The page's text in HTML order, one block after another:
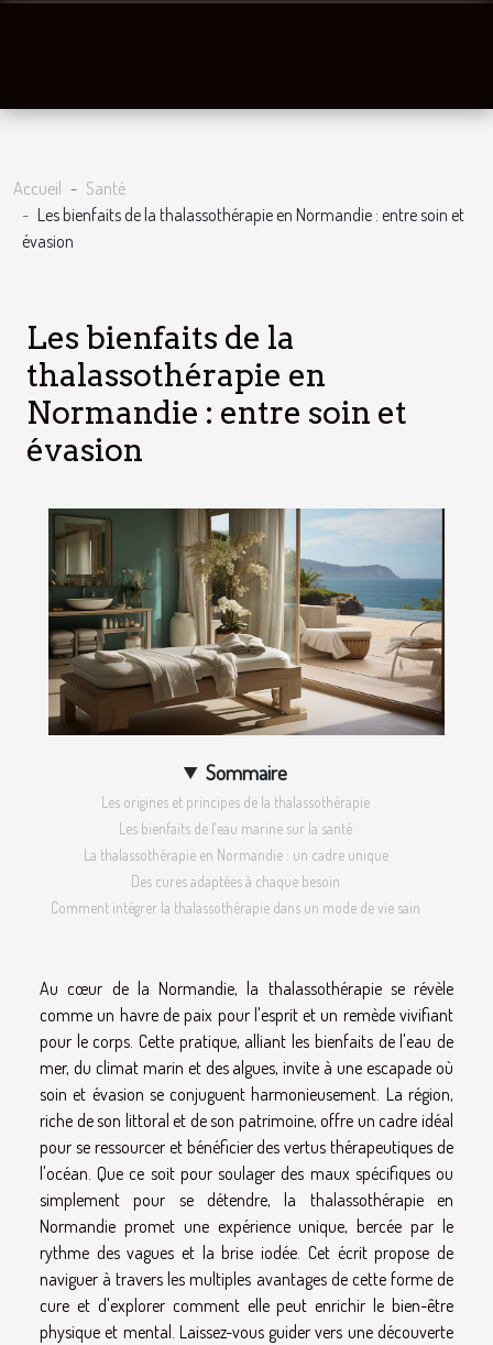
Accueil
Santé
Les bienfaits de la thalassothérapie en Normandie : entre soin et
évasion
Les bienfaits de la
thalassothérapie en
Normandie : entre soin et
évasion
Sommaire
Les origines et principes de la thalassothérapie
Les bienfaits de l'eau marine sur la santé
La thalassothérapie en Normandie : un cadre unique
Des cures adaptées à chaque besoin
Comment intégrer la thalassothérapie dans un mode de vie sain
Au cœur de la Normandie, la thalassothérapie se révèle
comme un havre de paix pour l'esprit et un remède vivifiant
pour le corps. Cette pratique, alliant les bienfaits de l'eau de
mer, du climat marin et des algues, invite à une escapade où
soin et évasion se conjuguent harmonieusement. La région,
riche de son littoral et de son patrimoine, offre un cadre idéal
pour se ressourcer et bénéficier des vertus thérapeutiques de
l'océan. Que ce soit pour soulager des maux spécifiques ou
simplement pour se détendre, la thalassothérapie en
Normandie promet une expérience unique, bercée par le
rythme des vagues et la brise iodée. Cet écrit propose de
naviguer à travers les multiples avantages de cette forme de
cure et d'explorer comment elle peut enrichir le bien-être
physique et mental. Laissez-vous guider vers une découverte